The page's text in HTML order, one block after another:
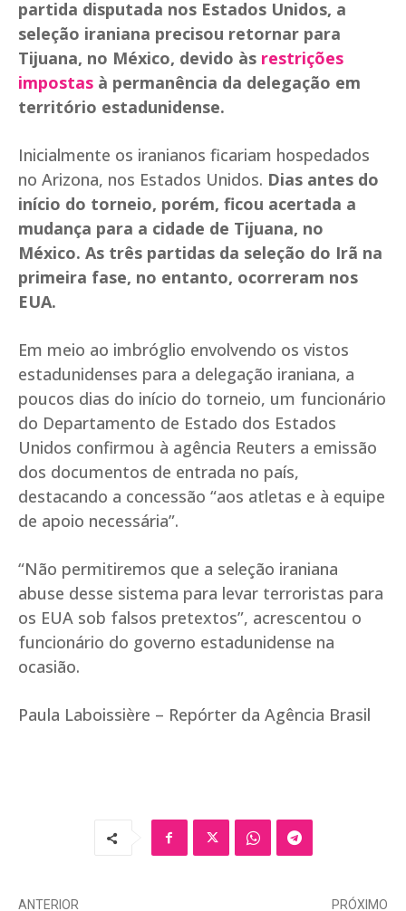
partida disputada nos Estados Unidos, a
seleção iraniana precisou retornar para
Tijuana, no México, devido às restrições
impostas à permanência da delegação em
território estadunidense.
Inicialmente os iranianos ficariam hospedados
no Arizona, nos Estados Unidos. Dias antes do
início do torneio, porém, ficou acertada a
mudança para a cidade de Tijuana, no
México. As três partidas da seleção do Irã na
primeira fase, no entanto, ocorreram nos
EUA.
Em meio ao imbróglio envolvendo os vistos
estadunidenses para a delegação iraniana, a
poucos dias do início do torneio, um funcionário
do Departamento de Estado dos Estados
Unidos confirmou à agência Reuters a emissão
dos documentos de entrada no país,
destacando a concessão “aos atletas e à equipe
de apoio necessária”.
“Não permitiremos que a seleção iraniana
abuse desse sistema para levar terroristas para
os EUA sob falsos pretextos”, acrescentou o
funcionário do governo estadunidense na
ocasião.
Paula Laboissière – Repórter da Agência Brasil
ANTERIOR PRÓXIMO